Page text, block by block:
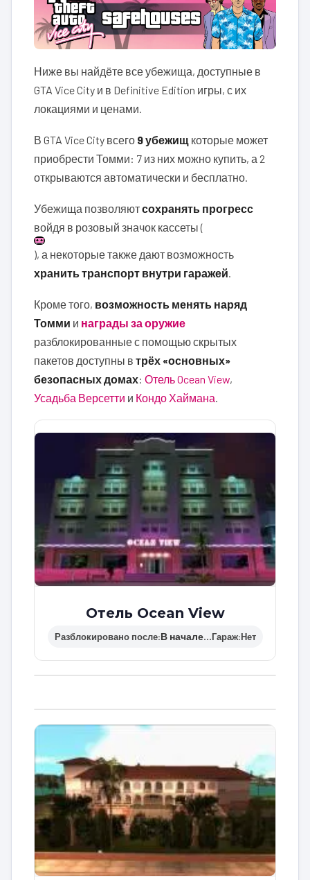
Ниже вы найдёте все убежища, доступные в
GTA Vice City и в Definitive Edition игры, с их
локациями и ценами.
В GTA Vice City всего 9 убежищ которые может
приобрести Томми: 7 из них можно купить, а 2
открываются автоматически и бесплатно.
Убежища позволяютсохранять прогресс
войдя в розовый значок кассеты (
), а некоторые также дают возможность
хранить транспорт внутри гаражей.
Кроме того, возможность менять наряд
Томми и награды за оружие
разблокированные с помощью скрытых
пакетов доступны в трёх «основных»
безопасных домах: Отель Ocean View,
Усадьба Версетти и Кондо Хаймана.
Отель Ocean View
Разблокировано после:В начале…Гараж:Нет